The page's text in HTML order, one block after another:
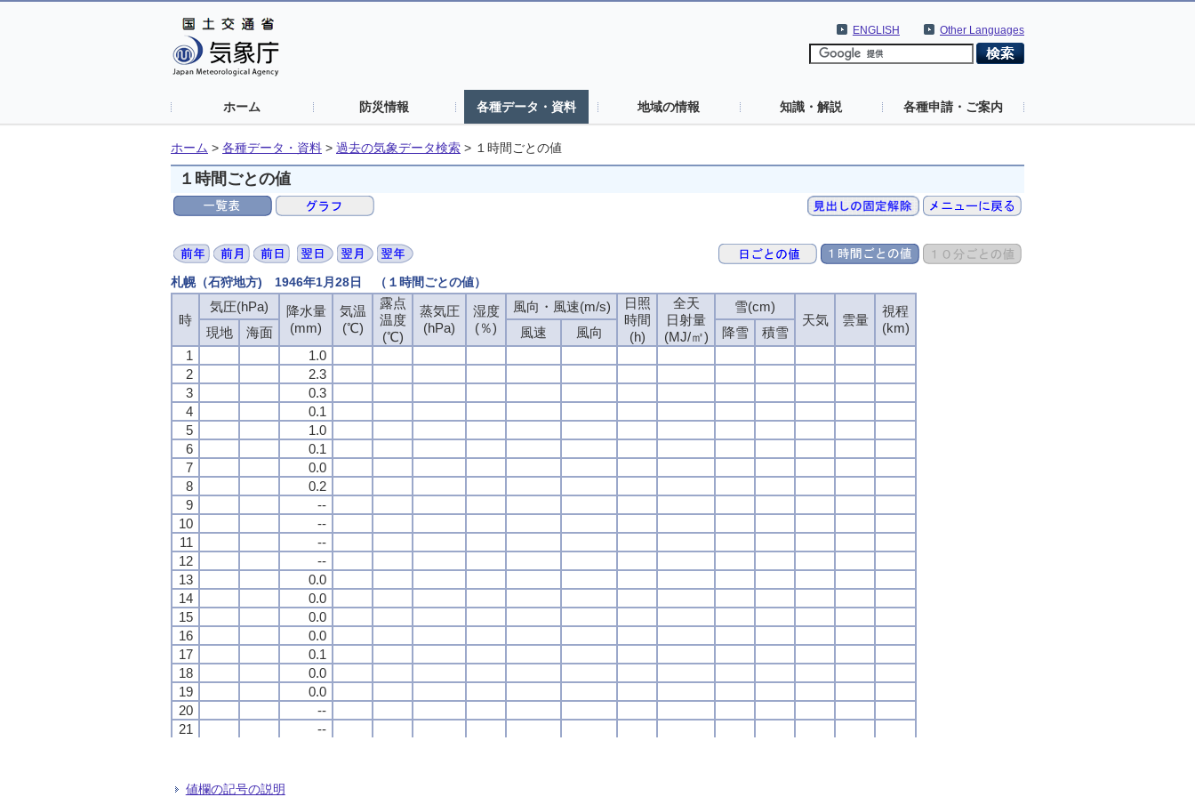
Other Languages
ENGLISH
ホーム 防災情報 各種データ・資料 地域の情報 知識・解説 各種申請・ご案内
ホーム > 各種データ・資料 > 過去の気象データ検索 > １時間ごとの値
１時間ごとの値
札幌（石狩地方) 1946年1月28日 （１時間ごとの値）
時
気圧(hPa)
降水量
(mm)
気温
(℃)
露点
温度
(℃)
蒸気圧
(hPa)
湿度
(％)
風向・風速(m/s)
日照
時間
(h)
全天
日射量
(MJ/㎡)
雪(cm)
天気
雲量
視程
(km)
現地 海面 風速 風向 降雪
積雪
1
1.0
2
2.3
3
0.3
4
0.1
5
1.0
6
0.1
7
0.0
8
0.2
9
--
10
--
11
--
12
--
13
0.0
14
0.0
15
0.0
16
0.0
17
0.1
18
0.0
19
0.0
20
--
21
--
24
時
気圧(hPa)
降水量
(mm)
気温
(℃)
露点
温度
(℃)
蒸気圧
(hPa)
湿度
(％)
風向・風速(m/s)
日照
時間
(h)
全天
日射量
(MJ/㎡)
雪(cm)
天気
雲量
視程
(km)
現地 海面 風速 風向 降雪
積雪
1
1.0
2
2.3
3
0.3
4
0.1
5
1.0
6
0.1
7
0.0
8
0.2
9
--
10
--
11
--
12
--
13
0.0
14
0.0
15
0.0
16
0.0
17
0.1
18
0.0
19
0.0
20
--
21
--
24
時
気圧(hPa)
降水量
(mm)
気温
(℃)
露点
温度
(℃)
蒸気圧
(hPa)
湿度
(％)
風向・風速(m/s)
日照
時間
(h)
全天
日射量
(MJ/㎡)
雪(cm)
天気
雲量
視程
(km)
現地 海面 風速 風向 降雪
積雪
1
1.0
2
2.3
3
0.3
4
0.1
5
1.0
6
0.1
7
0.0
8
0.2
9
--
10
--
11
--
12
--
13
0.0
14
0.0
15
0.0
16
0.0
17
0.1
18
0.0
19
0.0
20
--
21
--
24
時
気圧(hPa)
降水量
(mm)
気温
(℃)
露点
温度
(℃)
蒸気圧
(hPa)
湿度
(％)
風向・風速(m/s)
日照
時間
(h)
全天
日射量
(MJ/㎡)
雪(cm)
天気
雲量
視程
(km)
現地 海面 風速 風向 降雪
積雪
1
1.0
2
2.3
3
0.3
4
0.1
5
1.0
6
0.1
7
0.0
8
0.2
9
--
10
--
11
--
12
--
13
0.0
14
0.0
15
0.0
16
0.0
17
0.1
18
0.0
19
0.0
20
--
21
--
24
値欄の記号の説明